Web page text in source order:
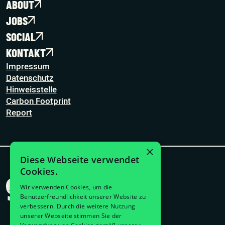
ABOUT
JOBS
SOCIAL
KONTAKT
Impressum
Datenschutz
Hinweisstelle
Carbon Footprint
Report
×
Diese Webseite verwendet
Cookies.
Wir verwenden Cookies, um die
Benutzerfreundlichkeit unserer Website zu
verbessern. Durch die weitere Nutzung
unserer Webseite stimmen Sie der